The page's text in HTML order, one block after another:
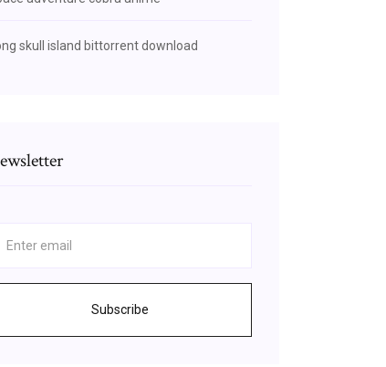
skull island bittorrent download
Subscribe